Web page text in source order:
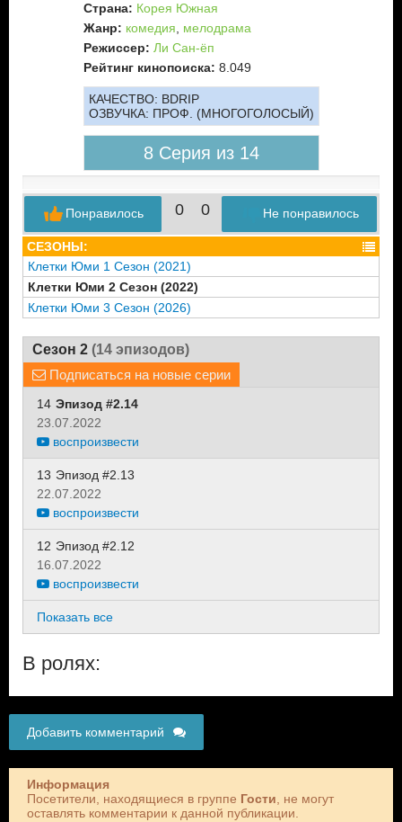
Страна: Корея Южная
Жанр: комедия
мелодрама
Режиссер: Ли Сан-ёп
Рейтинг кинопоиска: 8.049
КАЧЕСТВО: BDRIP
ОЗВУЧКА: ПРОФ. (МНОГОГОЛОСЫЙ)
8 Серия из 14
0 0 Не понравилось
Понравилось
СЕЗОНЫ:
Клетки Юми 1 Сезон (2021)
Клетки Юми 2 Сезон (2022)
Клетки Юми 3 Сезон (2026)
Сезон 2 (14 эпизодов)
Подписаться на новые серии
14 Эпизод #2.14
23.07.2022
воспроизвести
13 Эпизод #2.13
22.07.2022
воспроизвести
12 Эпизод #2.12
16.07.2022
воспроизвести
Показать все
В ролях:
Добавить комментарий
Информация
Посетители, находящиеся в группе Гости , не могут
оставлять комментарии к данной публикации.